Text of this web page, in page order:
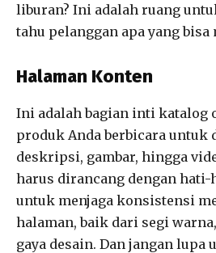
liburan? Ini adalah ruang
tahu pelanggan apa yang
Halaman Konten
Ini adalah bagian inti katalog
produk Anda berbicara untuk
deskripsi, gambar, hingga
harus dirancang dengan hati-
untuk menjaga konsistensi
halaman, baik dari segi
gaya desain. Dan jangan lupa